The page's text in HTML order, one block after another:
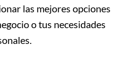
las mejores opciones
o tus necesidades